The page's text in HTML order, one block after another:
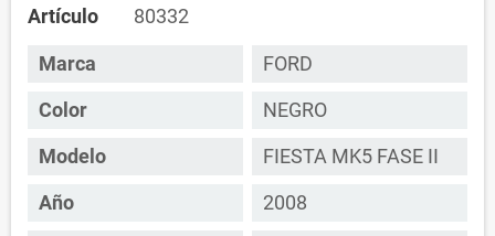
Artículo 80332
Marca
FORD
Color
NEGRO
Modelo
FIESTA MK5 FASE II
Año
2008